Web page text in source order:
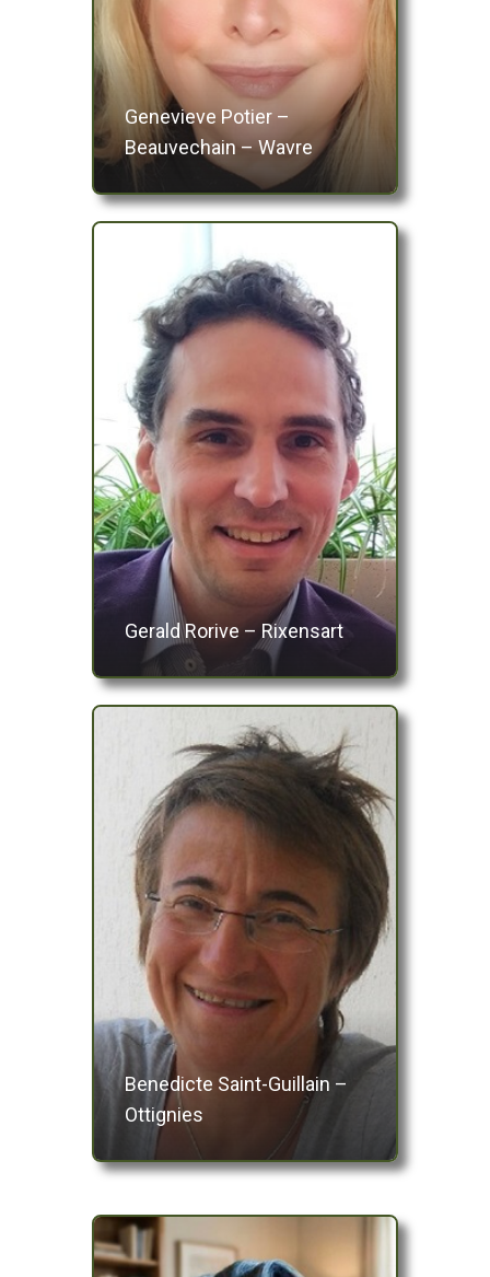
Genevieve Potier –
Beauvechain – Wavre
Gerald Rorive – Rixensart
Benedicte Saint-Guillain –
Ottignies